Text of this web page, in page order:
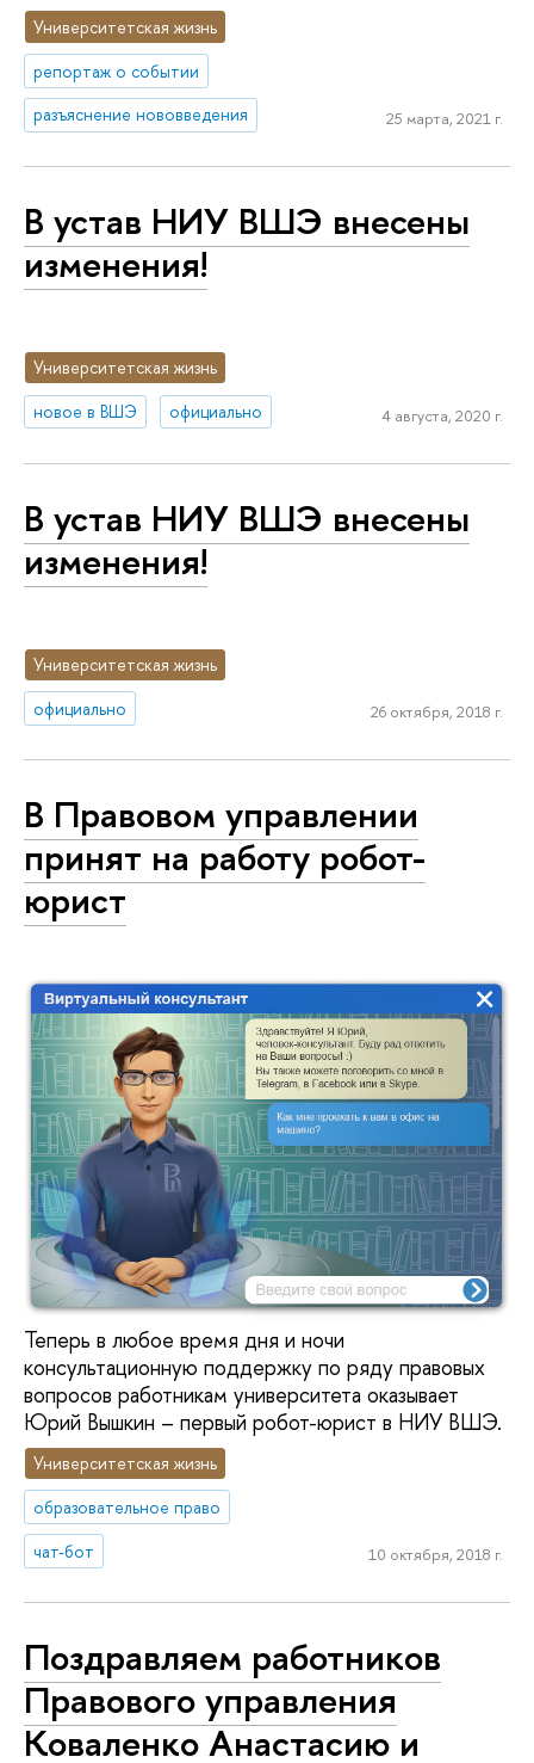
Университетская жизнь
репортаж о событии
разъяснение нововведения
25 марта, 2021 г.
В устав НИУ ВШЭ внесены
изменения!
Университетская жизнь
новое в ВШЭ
официально 4 августа, 2020 г.
В устав НИУ ВШЭ внесены
изменения!
Университетская жизнь
официально
26 октября, 2018 г.
В Правовом управлении
принят на работу робот-
юрист
Теперь в любое время дня и ночи
консультационную поддержку по ряду правовых
вопросов работникам университета оказывает
Юрий Вышкин – первый робот-юрист в НИУ ВШЭ.
Университетская жизнь
образовательное право
чат-бот
10 октября, 2018 г.
Поздравляем работников
Правового управления
Коваленко Анастасию и